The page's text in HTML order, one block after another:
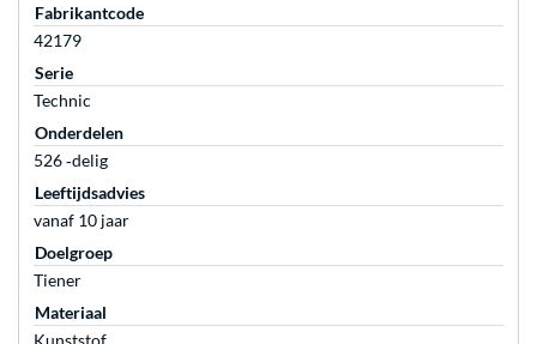
Fabrikantcode
42179
Serie
Technic
Onderdelen
526 ‐delig
Leeftijdsadvies
vanaf 10 jaar
Doelgroep
Tiener
Materiaal
Kunststof